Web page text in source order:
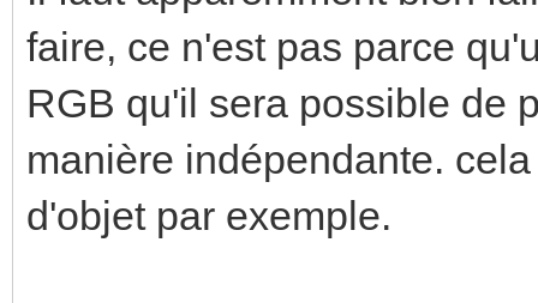
faire, ce n'est pas parce
RGB qu'il sera possible de
manière indépendante.
d'objet par exemple.